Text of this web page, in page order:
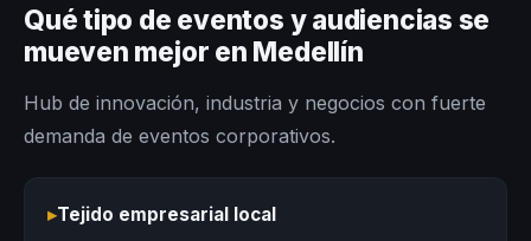
Qué tipo de eventos y audiencias se
mueven mejor en Medellín
Hub de innovación, industria y negocios con fuerte
demanda de eventos corporativos.
▸Tejido empresarial local